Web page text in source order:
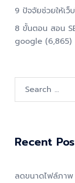
9 ปัจจัยช่วยให้เ
8 ขั้นตอน สอน
google (6,865)
for:
Recent
ลดขนาดไฟล์ภาพ